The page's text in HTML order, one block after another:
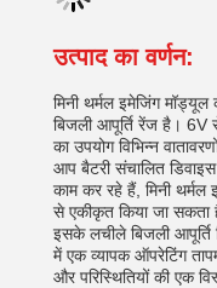
उत्पाद का वर्णन:
मिनी थर्मल इमेजिंग
बिजली आपूर्ति रेंज है।
का उपयोग विभिन्न
आप बैटरी संचालित
काम कर रहे हैं, मिनी
से एकीकृत किया जा सकता
इसके लचीले बिजली आपूर्ति
में एक व्यापक ऑपरेटिंग
और परिस्थितियों की एक